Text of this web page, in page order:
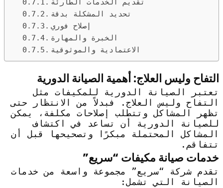
تقديم الخدمات الطارئة
تحديد المشكلة بدقة
إصلاح فوري
الخبرة والمهارة
الاعتمادية والموثوقية
التفاح وليس العلاج: أهمية الصيانة الدورية
تعتبر الصيانة الدورية للمكيفات مثل
التفاح وليس العلاج. فبدلاً من الانتظار حتى
تظهر المشاكل وتتطلب إصلاحات مكلفة، يمكن
للصيانة الدورية أن تساعد في اكتشاف
المشاكل المحتملة مبكرًا وتصحيحها قبل أن
تتفاقم.
خدمات صيانة مكيفات “سريع”
تقدم شركة “سريع” مجموعة واسعة من خدمات
الصيانة التي تشمل: